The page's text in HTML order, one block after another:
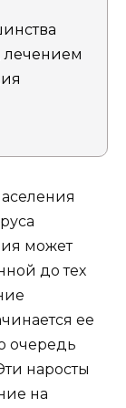
лечением
может
до тех
ее
очередь
наросты
на